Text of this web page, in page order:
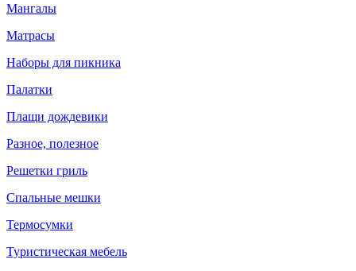
Мангалы
Матрасы
Наборы для пикника
Палатки
Плащи дождевики
Разное, полезное
Решетки гриль
Спальные мешки
Термосумки
Туристическая мебель